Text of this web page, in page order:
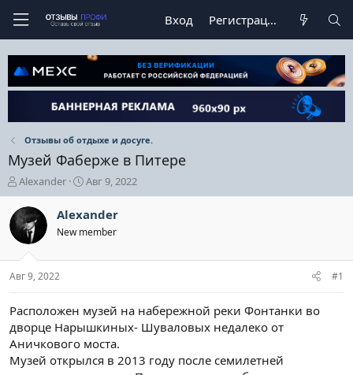
Вход Регистрация
Отзывы об отдыхе и досуге.
Музей Фаберже в Питере
А
в
т
о
р
е
м
Alexander
Д
а
а
н
ч
а
Авг 9, 2022
Alexander
New member
Авг 9, 2022 #1
Расположен музей на набережной реки Фонтанки во
дворце Нарышкиных- Шуваловых недалеко от
Аничкового моста.
Музей открылся в 2013 году после семилетней